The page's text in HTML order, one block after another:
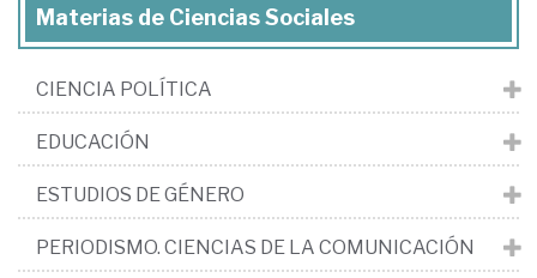
Materias de Ciencias Sociales
CIENCIA POLÍTICA
EDUCACIÓN
ESTUDIOS DE GÉNERO
PERIODISMO. CIENCIAS DE LA COMUNICACIÓN